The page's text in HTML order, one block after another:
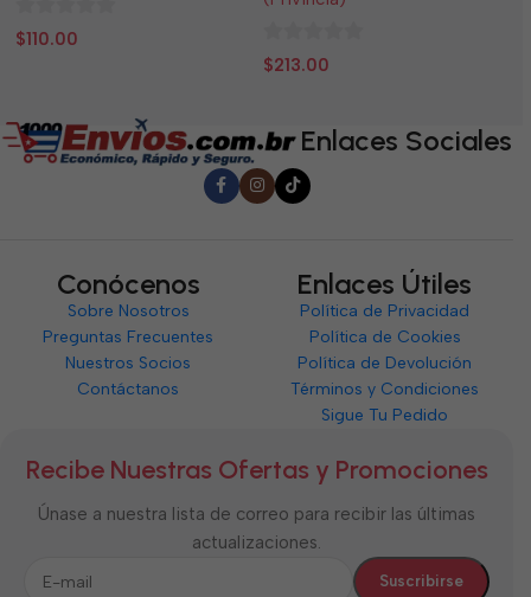
0
$110.00
0
$213.00
Enlaces Sociales
Conócenos
Sobre Nosotros
Preguntas Frecuentes
Nuestros Socios
Contáctanos
Enlaces Útiles
Política de Privacidad
Política de Cookies
Política de Devolución
Términos y Condiciones
Sigue Tu Pedido
Recibe Nuestras Ofertas y Promociones
Únase a nuestra lista de correo para recibir las últimas
actualizaciones.